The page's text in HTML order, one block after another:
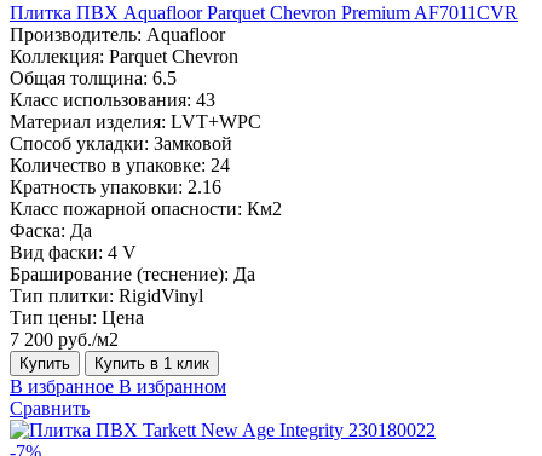
Плитка ПВХ Aquafloor Parquet Chevron Premium AF7011CVR
Производитель: Aquafloor
Коллекция: Parquet Chevron
Общая толщина: 6.5
Класс использования: 43
Материал изделия: LVT+WPC
Способ укладки: Замковой
Количество в упаковке: 24
Кратность упаковки: 2.16
Класс пожарной опасности: Км2
Фаска: Да
Вид фаски: 4 V
Браширование (теснение): Да
Тип плитки: RigidVinyl
Тип цены: Цена
7 200 руб./м2
Купить Купить в 1 клик
В избранное В избранном
Сравнить
-7%